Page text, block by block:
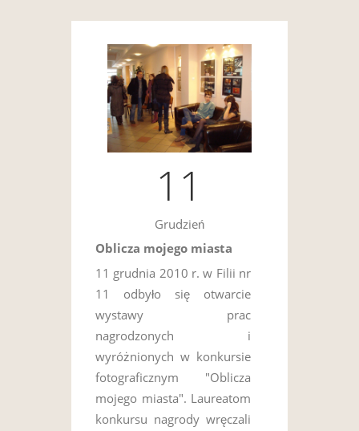
11
Grudzień
Oblicza mojego miasta
11 grudnia 2010 r. w Filii nr
11 odbyło się otwarcie
wystawy prac
nagrodzonych i
wyróżnionych w konkursie
fotograficznym "Oblicza
mojego miasta". Laureatom
konkursu nagrody wręczali